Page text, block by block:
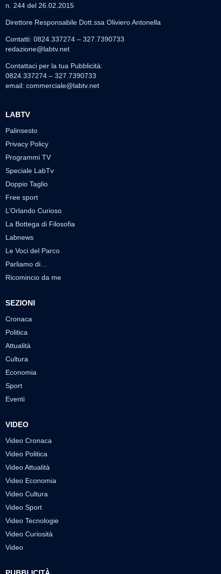
n. 244 del 26.02.2015
Direttore Responsabile Dott.ssa Oliviero Antonella
Contatti: 0824.337274 – 327.7390733
redazione@labtv.net
Contattaci per la tua Pubblicità:
0824.337274 – 327.7390733
email: commerciale@labtv.net
LABTV
Palinsesto
Privacy Policy
Programmi TV
Speciale LabTv
Doppio Taglio
Free sport
L’Orlando Curioso
La Bottega di Filosofia
Labnews
Le Voci del Parco
Parliamo di…
Ricomincio da me
SEZIONI
Cronaca
Politica
Attualità
Cultura
Economia
Sport
Eventi
VIDEO
Video Cronaca
Video Politica
Video Attualità
Video Economia
Video Cultura
Video Sport
Video Tecnologie
Video Curiosità
Video